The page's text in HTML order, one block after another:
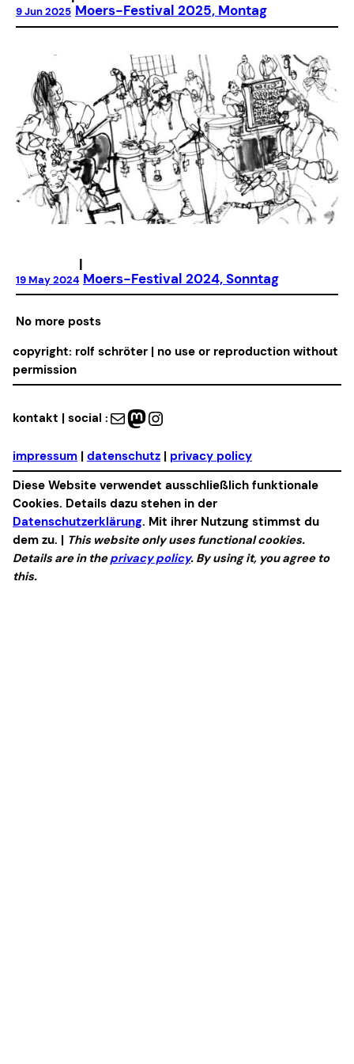
9 Jun 2025 Moers-Festival 2025, Montag
19 May 2024
|
Moers-Festival 2024, Sonntag
No more posts
copyright: rolf schröter | no use or reproduction without
permission
kontakt | social : Mail Mastodon Instagram
impressum | datenschutz | privacy policy
Diese Website verwendet ausschließlich funktionale
Cookies. Details dazu stehen in der
Datenschutzerklärung. Mit ihrer Nutzung stimmst du
dem zu. | This website only uses functional cookies.
Details are in theprivacy policy. By using it, you agree to
this.